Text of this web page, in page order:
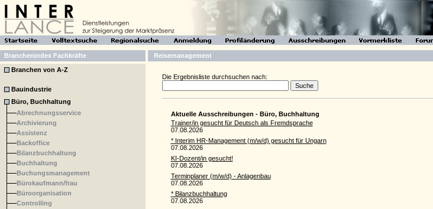
Branchenindex Fachkräfte Reisemanagement
Branchen von A-Z
Bauindustrie
Büro, Buchhaltung
Abrechnungsservice
Archivierung
Assistenz
Backoffice
Bilanzbuchhaltung
Buchhaltung
Buchungsmanagement
Bürokaufmann/frau
Büroorganisation
Controlling
Die Ergebnisliste durchsuchen nach:
Aktuelle Ausschreibungen - Büro, Buchhaltung
Trainer/in gesucht für Deutsch als Fremdsprache
07.08.2026
* Interim HR-Manage­ment (m/w/d) gesucht für Ungarn
07.08.2026
KI-Dozent/in gesucht!
07.08.2026
Terminplaner (m/w/d) - Anlagenbau
07.08.2026
* Bilanzbuchhaltung
07.08.2026